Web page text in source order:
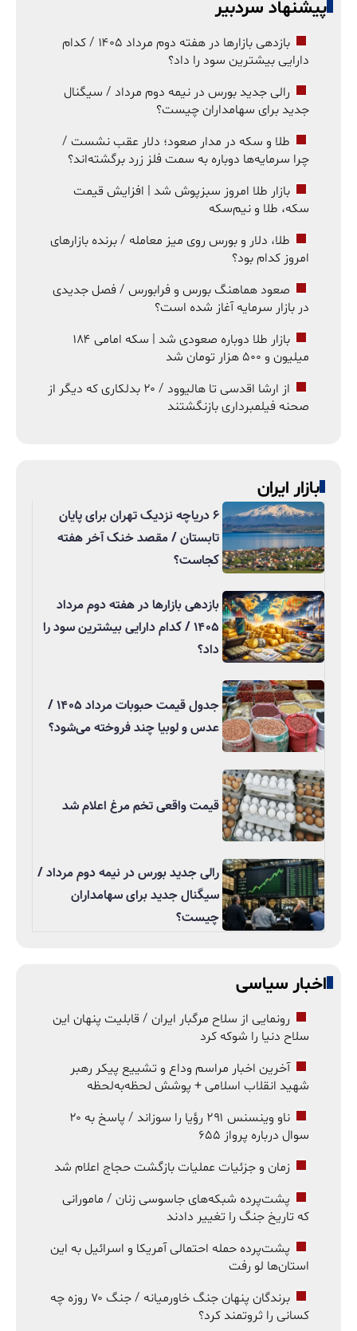
پیشنهاد سردبیر
بازدهی بازارها در هفته دوم مرداد ۱۴۰۵ / کدام
دارایی بیشترین سود را داد؟
رالی جدید بورس در نیمه دوم مرداد / سیگنال
جدید برای سهامداران چیست؟
طلا و سکه در مدار صعود؛ دلار عقب نشست /
چرا سرمایه‌ها دوباره به سمت فلز زرد برگشته‌اند؟
بازار طلا امروز سبزپوش شد | افزایش قیمت
سکه، طلا و نیم‌سکه
طلا، دلار و بورس روی میز معامله / برنده بازارهای
امروز کدام بود؟
صعود هماهنگ بورس و فرابورس / فصل جدیدی
در بازار سرمایه آغاز شده است؟
بازار طلا دوباره صعودی شد | سکه امامی ۱۸۴
میلیون و ۵۰۰ هزار تومان شد
از ارشا اقدسی تا هالیوود / ۲۰ بدلکاری که دیگر از
صحنه فیلمبرداری بازنگشتند
بازار ایران
۶ دریاچه نزدیک تهران برای پایان
تابستان / مقصد خنک آخر هفته
کجاست؟
بازدهی بازارها در هفته دوم مرداد
۱۴۰۵ / کدام دارایی بیشترین سود را
داد؟
جدول قیمت حبوبات مرداد ۱۴۰۵ /
عدس و لوبیا چند فروخته می‌شود؟
قیمت واقعی تخم مرغ اعلام شد
رالی جدید بورس در نیمه دوم مرداد /
سیگنال جدید برای سهامداران
چیست؟
اخبار سیاسی
رونمایی از سلاح مرگبار ایران / قابلیت پنهان این
سلاح دنیا را شوکه کرد
آخرین اخبار مراسم وداع و تشییع پیکر رهبر
شهید انقلاب اسلامی + پوشش لحظه‌به‌لحظه
ناو وینسنس ۲۹۱ رؤیا را سوزاند / پاسخ به ۲۰
سوال درباره پرواز ۶۵۵
زمان و جزئیات عملیات بازگشت حجاج اعلام شد
پشت‌پرده شبکه‌های جاسوسی زنان / مامورانی
که تاریخ جنگ را تغییر دادند
پشت‌پرده حمله احتمالی آمریکا و اسرائیل به این
استان‌ها لو رفت
برندگان پنهان جنگ خاورمیانه / جنگ ۷۰ روزه چه
کسانی را ثروتمند کرد؟